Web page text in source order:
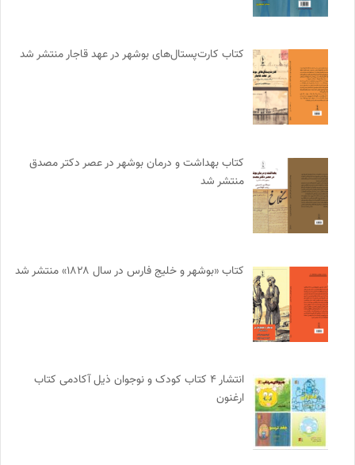
کتاب کارت‌پستال‌های بوشهر در عهد قاجار منتشر شد
کتاب بهداشت و درمان بوشهر در عصر دکتر مصدق
منتشر شد
کتاب «بوشهر و خلیج فارس در سال ۱۸۲۸» منتشر شد
انتشار ۴ کتاب کودک و نوجوان ذیل آکادمی کتاب
ارغنون